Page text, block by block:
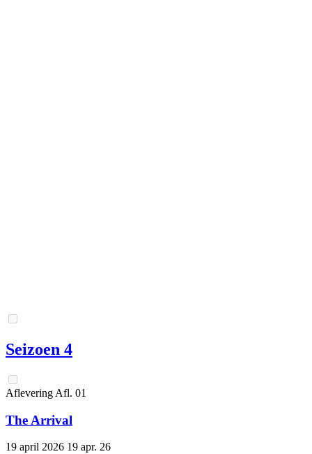
Seizoen 4
Aflevering Afl. 01
The Arrival
19 april 2026 19 apr. 26